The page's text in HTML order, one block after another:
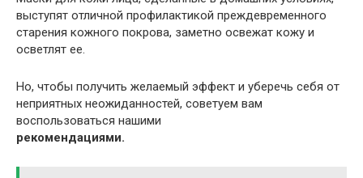
выступят отличной профилактикой преждевременного
старения кожного покрова, заметно освежат кожу и
осветлят ее.
Но, чтобы получить желаемый эффект и уберечь себя от
неприятных неожиданностей, советуем вам
воспользоваться нашими
рекомендациями.